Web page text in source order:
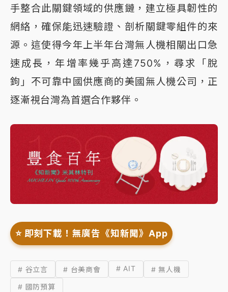
手整合此關鍵領域的供應鏈，建立極具韌性的
網絡，確保能迅速驗證、剖析關鍵零組件的來
源。這使得今年上半年台灣無人機相關出口急
速成長，年增率幾乎高達750%，尋求「脫
鉤」不可靠中國供應商的美國無人機公司，正
逐漸視台灣為首選合作夥伴。
⭐️ 即刻下載！無廣告《知新聞》App
# 谷立言 # 台美商會 # AIT
# 無人機
# 國防預算